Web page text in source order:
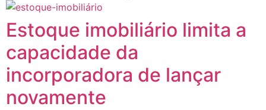
Estoque imobiliário limita a
capacidade da
incorporadora de lançar
novamente